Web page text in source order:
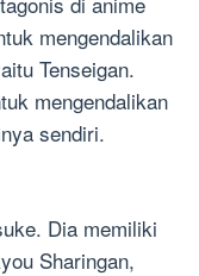
mengendalikan
Tenseigan.
mengendalikan
sendiri.
Dia memiliki
Sharingan,